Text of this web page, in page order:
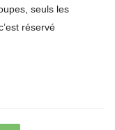
seuls les
réservé